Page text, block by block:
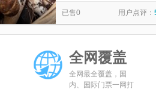
已售0 用户点评：
全网覆盖
全网最全覆盖，国
内、国际门票一网打